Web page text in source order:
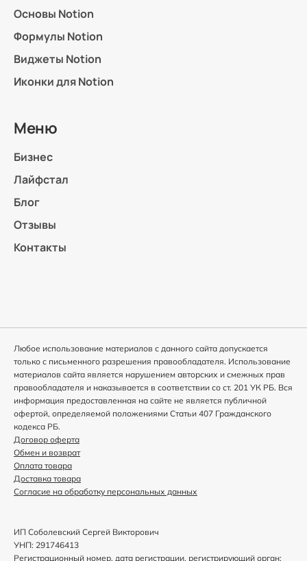
Основы Notion
Формулы Notion
Виджеты Notion
Иконки для Notion
Меню
Бизнес
Лайфстал
Блог
Отзывы
Контакты
Любое использование материалов с данного сайта допускается
только с письменного разрешения правообладателя. Использование
материалов сайта является нарушением авторских и смежных прав
правообладателя и наказывается в соответствии со ст. 201 УК РБ. Вся
информация предоставленная на сайте не является публичной
офертой, определяемой положениями Статьи 407 Гражданского
кодекса РБ.
Договор оферта
Обмен и возврат
Оплата товара
Доставка товара
Согласие на обработку персональных данных
ИП Соболевский Сергей Викторович
УНП: 291746413
Регистрационный номер, дата регистрации, регистрирующий орган: